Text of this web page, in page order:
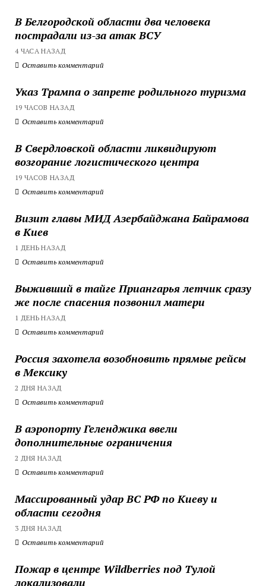
В Белгородской области два человека
пострадали из-за атак ВСУ
4 ЧАСА НАЗАД
Оставить комментарий
Указ Трампа о запрете родильного туризма
19 ЧАСОВ НАЗАД
Оставить комментарий
В Свердловской области ликвидируют
возгорание логистического центра
19 ЧАСОВ НАЗАД
Оставить комментарий
Визит главы МИД Азербайджана Байрамова
в Киев
1 ДЕНЬ НАЗАД
Оставить комментарий
Выживший в тайге Приангарья летчик сразу
же после спасения позвонил матери
1 ДЕНЬ НАЗАД
Оставить комментарий
Россия захотела возобновить прямые рейсы
в Мексику
2 ДНЯ НАЗАД
Оставить комментарий
В аэропорту Геленджика ввели
дополнительные ограничения
2 ДНЯ НАЗАД
Оставить комментарий
Массированный удар ВС РФ по Киеву и
области сегодня
3 ДНЯ НАЗАД
Оставить комментарий
Пожар в центре Wildberries под Тулой
локализовали